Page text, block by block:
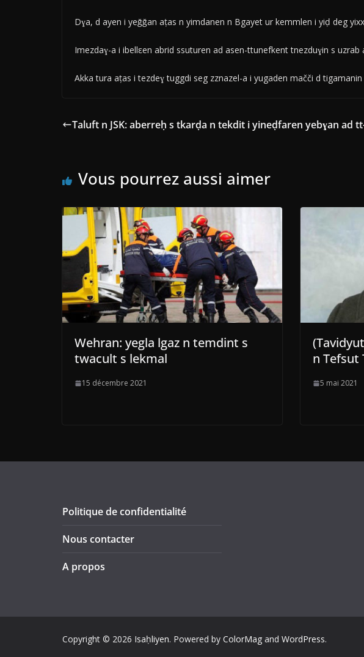
Dɣa, d ayen i yeǧǧan aṭas n yimdanen n Bgayet ur kemmlen i yiḍ deg
Imezdaɣ-a i ibellεen abrid ssuturen ad asen-ttunefkent tnezduɣin s
Akka tura aṭas i tezdeɣ tuggdi seg zznazel-a i yugaden mačči d
Taluft n JSK: aberreḥ s tkarḍa n tekdit i yineḍfaren yebɣan ad
Vous pourrez aussi aimer
Wehran: yegla lgaz n temdint s
twacult s lekmal
15 décembre 2021
n Tefsut
5 mai 2021
Politique de confidentialité
Nous contacter
A propos
Copyright © 2026 Isaḥliyen. Powered by ColorMag and WordPress.